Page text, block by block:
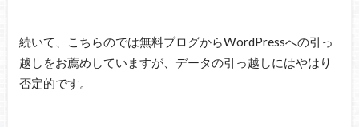
続いて、こちらのでは無料ブログからWordPressへの引っ
越しをお薦めしていますが、データの引っ越しにはやはり
否定的です。